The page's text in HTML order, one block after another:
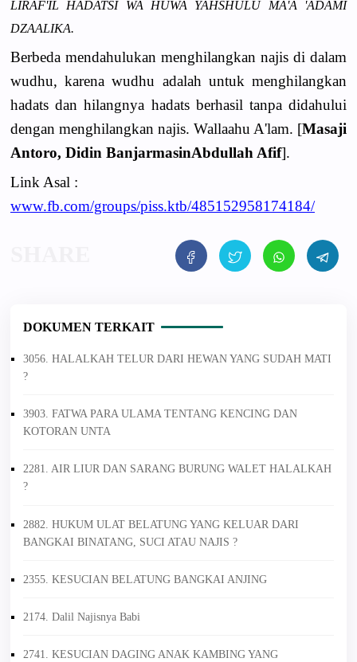
LIRAF'IL HADATSI WA HUWA YAHSHULU MA'A 'ADAMI
DZAALIKA.
Berbeda mendahulukan menghilangkan najis di dalam
wudhu, karena wudhu adalah untuk menghilangkan
hadats dan hilangnya hadats berhasil tanpa didahului
dengan menghilangkan najis. Wallaahu A'lam. [Masaji
Antoro, Didin BanjarmasinAbdullah Afif].
Link Asal :
www.fb.com/groups/piss.ktb/485152958174184/
DOKUMEN TERKAIT
3056. HALALKAH TELUR DARI HEWAN YANG SUDAH MATI
?
3903. FATWA PARA ULAMA TENTANG KENCING DAN
KOTORAN UNTA
2281. AIR LIUR DAN SARANG BURUNG WALET HALALKAH
?
2882. HUKUM ULAT BELATUNG YANG KELUAR DARI
BANGKAI BINATANG, SUCI ATAU NAJIS ?
2355. KESUCIAN BELATUNG BANGKAI ANJING
2174. Dalil Najisnya Babi
2741. KESUCIAN DAGING ANAK KAMBING YANG